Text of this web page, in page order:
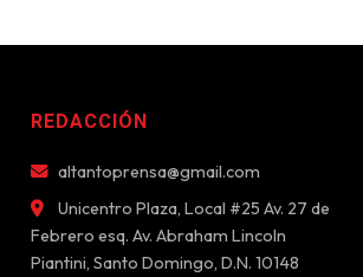
REDACCIÓN
altantoprensa@gmail.com
Unicentro Plaza, Local #25 Av. 27 de
Febrero esq. Av. Abraham Lincoln
Piantini, Santo Domingo, D.N. 10148